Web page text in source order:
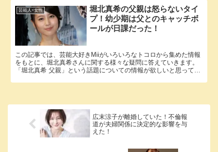
芸能人ｰ女性
堀北真希の父親は怒らないタイ
プ！幼少期は父とのキャッチボ
ールが日課だった！
この記事では、芸能大好きMiiがいろいろなトコロから集めた情報
をもとに、堀北真希さんに関する様々な疑問に答えていきます。
「堀北真希 父親」という話題についての情報が欲しいと思ってい
広末涼子が離婚していた！不倫報
道が夫婦関係に決定的な影響を与
えた！